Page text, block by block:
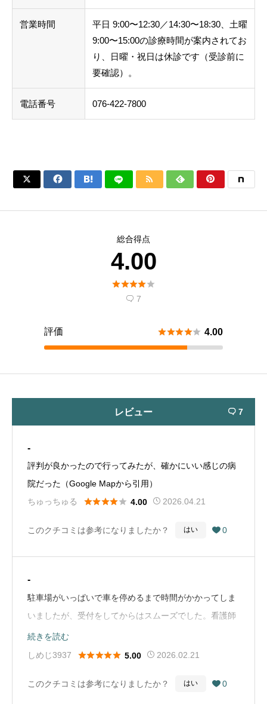
営業時間
平日 9:00〜12:30／14:30〜18:30、土曜
9:00〜15:00の診療時間が案内されてお
り、日曜・祝日は休診です（受診前に
要確認）。
電話番号 076-422-7800
     
総合得点
4.00

 7
評価  4.00
レビュー  7
-
評判が良かったので行ってみたが、確かにいい感じの病
院だった（Google Mapから引用）
ちゅっちゅる
 4.00 2026.04.21
このクチコミは参考になりましたか？ はい  0
-
駐車場がいっぱいで車を停めるまで時間がかかってしま
いましたが、受付をしてからはスムーズでした。看護師
さんたちの手際もよく丁寧でとても良かったです。先生
は少し早口で最初上手く聞き取れませんでしたwまた機
Mapから引用）
続きを読む
しめじ3937
 5.00 2026.02.21
このクチコミは参考になりましたか？ はい  0